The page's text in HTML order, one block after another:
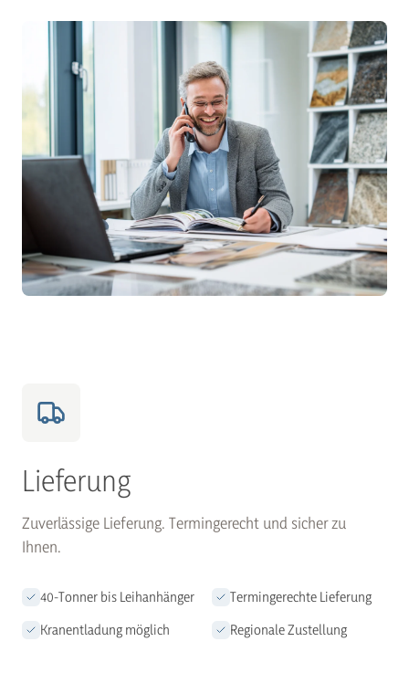
Lieferung
Zuverlässige Lieferung. Termingerecht und sicher zu
Ihnen.
40-Tonner bis Leihanhänger
Termingerechte Lieferung
Kranentladung möglich
Regionale Zustellung